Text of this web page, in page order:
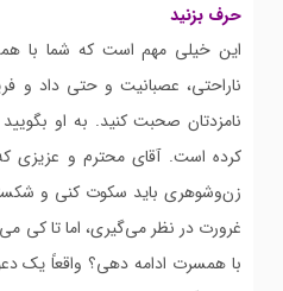
حرف بزنید
این خیلی مهم است که شما با
ناراحتی، عصبانیت و حتی داد و
نامزدتان صحبت کنید. به او
کرده است. آقای محترم و عزیزی
زن‌وشوهری باید سکوت کنی و
غرورت در نظر می‌گیری، اما تا کی
با همسرت ادامه دهی؟ واقعاً یک